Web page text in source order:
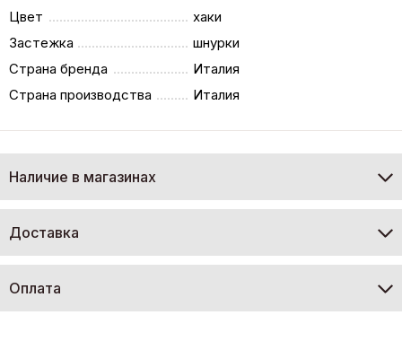
Цвет
хаки
Застежка
шнурки
Страна бренда
Италия
Страна производства
Италия
Наличие в магазинах
Доставка
Оплата